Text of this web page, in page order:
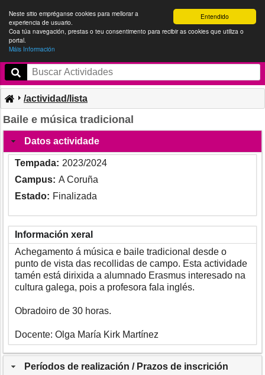
Entendido
Neste sitio empréganse cookies para mellorar a
experiencia de usuario.
Coa túa navegación, prestas o teu consentimento para recibir as cookies que utiliza o
portal.
Máis Información
/actividad/lista
Baile e música tradicional
Datos actividade
Tempada: 2023/2024
Campus: A Coruña
Estado: Finalizada
Información xeral
Achegamento á música e baile tradicional desde o
punto de vista das recollidas de campo. Esta actividade
tamén está dirixida a alumnado Erasmus interesado na
cultura galega, pois a profesora fala inglés.
Obradoiro de 30 horas.
Docente: Olga María Kirk Martínez
Períodos de realización / Prazos de inscrición